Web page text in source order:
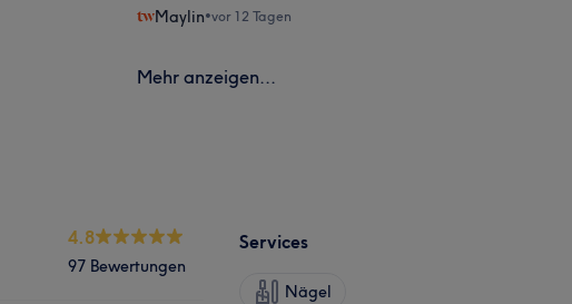
Maylin•vor 12 Tagen
Mehr anzeigen...
4.8
97 Bewertungen
Services
Nägel